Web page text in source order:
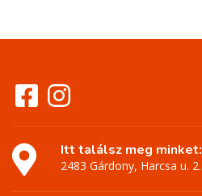
Itt találsz meg minket:
2483 Gárdony, Harcsa u. 2.